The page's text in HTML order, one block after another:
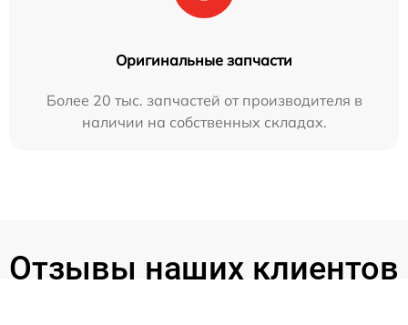
Оригинальные запчасти
Более 20 тыс. запчастей от производителя в
наличии на собственных складах.
Отзывы наших клиентов